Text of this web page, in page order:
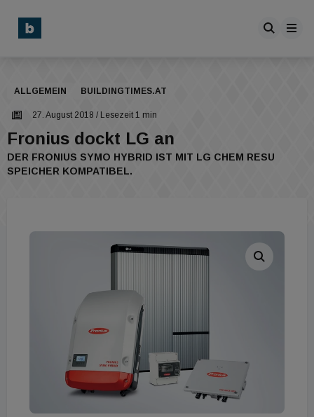
ALLGEMEIN BUILDINGTIMES.AT
27. August 2018 / Lesezeit 1 min
Fronius dockt LG an
DER FRONIUS SYMO HYBRID IST MIT LG CHEM RESU
SPEICHER KOMPATIBEL.